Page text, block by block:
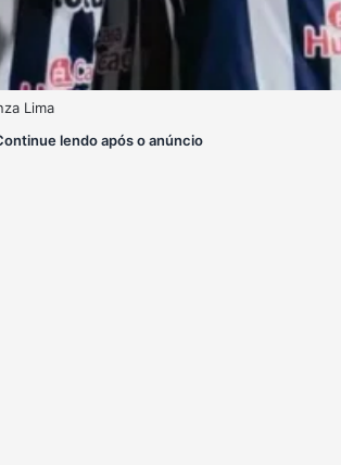
Lima
lendo após o anúncio